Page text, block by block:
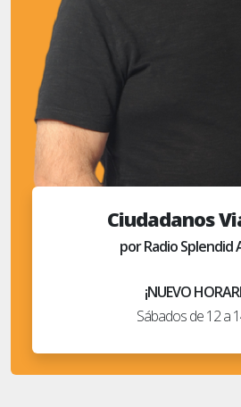
Ciudadanos
por Radio Splendid
¡NUEVO
Sábados de 12 a